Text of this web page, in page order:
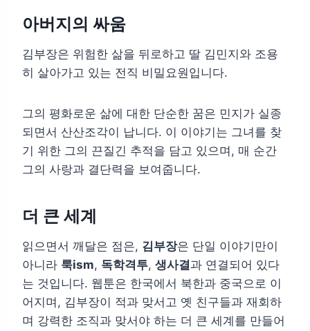
아버지의 싸움
김부장은 위험한 삶을 뒤로하고 딸 김민지와 조용
히 살아가고 있는 전직 비밀요원입니다.
그의 평화로운 삶에 대한 단순한 꿈은 민지가 실종
되면서 산산조각이 납니다. 이 이야기는 그녀를 찾
기 위한 그의 끈질긴 추적을 담고 있으며, 매 순간
그의 사랑과 결단력을 보여줍니다.
더 큰 세계
읽으면서 깨달은 점은, 김부장은 단일 이야기만이
아니라 룩ism, 독학격투, 생사결과 연결되어 있다
는 것입니다. 웹툰은 한국에서 북한과 중국으로 이
어지며, 김부장이 적과 맞서고 옛 친구들과 재회하
며 강력한 조직과 맞서야 하는 더 큰 세계를 만들어